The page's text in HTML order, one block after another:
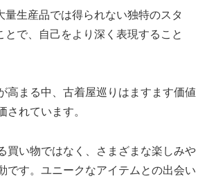
量生産品では得られない独特のスタ
とで、自己をより深く表現すること
高まる中、古着屋巡りはますます価値
されています。
買い物ではなく、さまざまな楽しみや
です。ユニークなアイテムとの出会い